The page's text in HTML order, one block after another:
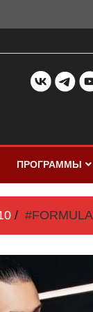
ПРОГРАММЫ